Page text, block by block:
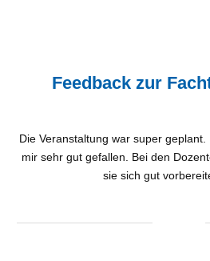
Feedback zur
Die Veranstaltung war super
mir sehr gut gefallen. Bei den
sie sich gut